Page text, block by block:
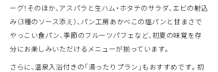
ーグ！そのほか、アスパラと生ハム・ホタテのサラダ、エビの射込
み（3種のソース添え）、パン工房あかべこの塩パンと甘まさで
やっこい食パン、季節のフルーツパフェなど、初夏の味覚を存
分にお楽しみいただけるメニューが揃っています。
さらに、温泉入浴付きの「湯ったりプラン」もおすすめです。初